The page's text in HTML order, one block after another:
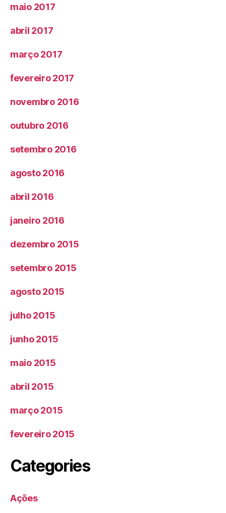
maio 2017
abril 2017
março 2017
fevereiro 2017
novembro 2016
outubro 2016
setembro 2016
agosto 2016
abril 2016
janeiro 2016
dezembro 2015
setembro 2015
agosto 2015
julho 2015
junho 2015
maio 2015
abril 2015
março 2015
fevereiro 2015
Categories
Ações